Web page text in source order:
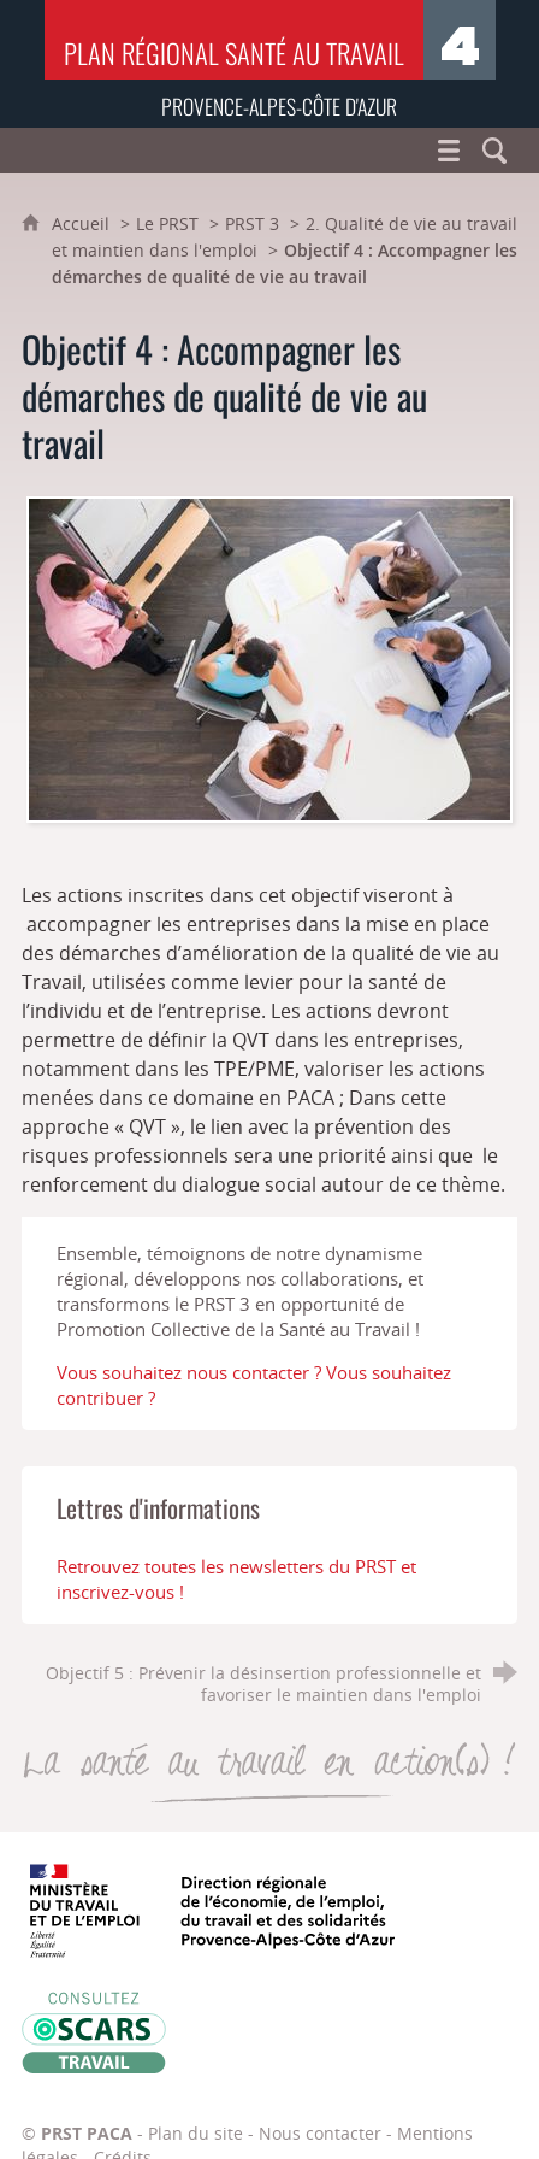
PLAN RÉGIONAL SANTÉ AU TRAVAIL
PROVENCE-ALPES-CÔTE D'AZUR
Accueil Le PRST PRST 3
2. Qualité de vie au travail
et maintien dans l'emploi
Objectif 4 : Accompagner les
démarches de qualité de vie au travail
Objectif 4 : Accompagner les
démarches de qualité de vie au
travail
Les actions inscrites dans cet objectif viseront à
accompagner les entreprises dans la mise en place
des démarches d’amélioration de la qualité de vie au
Travail, utilisées comme levier pour la santé de
l’individu et de l’entreprise. Les actions devront
permettre de définir la QVT dans les entreprises,
notamment dans les TPE/PME, valoriser les actions
menées dans ce domaine en PACA ; Dans cette
approche « QVT », le lien avec la prévention des
risques professionnels sera une priorité ainsi que le
renforcement du dialogue social autour de ce thème.
Ensemble, témoignons de notre dynamisme
régional, développons nos collaborations, et
transformons le PRST 3 en opportunité de
Promotion Collective de la Santé au Travail !
Vous souhaitez nous contacter ? Vous souhaitez
contribuer ?
Lettres d'informations
Retrouvez toutes les newsletters du PRST et
inscrivez-vous !
Objectif 5 : Prévenir la désinsertion professionnelle et
favoriser le maintien dans l'emploi
La santé au travail en
Direction régionale de l’économie,
© PRST PACA- Plan du site - Nous contacter- Mentions